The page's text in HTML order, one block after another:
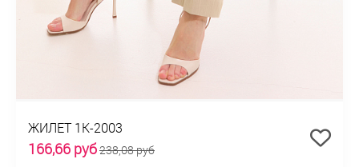
ЖИЛЕТ 1К-2003
166,66 руб238,08 руб